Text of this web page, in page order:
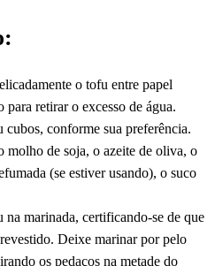
o tofu entre papel
retirar o excesso de água.
conforme sua preferência.
molho de soja, o azeite de oliva, o
(se estiver usando), o suco
na marinada, certificando-se de que
Deixe marinar por pelo
os pedaços na metade do